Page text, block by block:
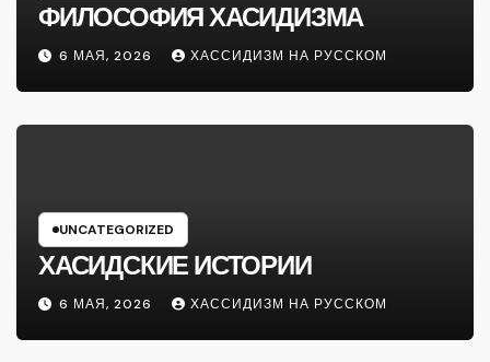
ФИЛОСОФИЯ ХАСИДИЗМА
6 МАЯ, 2026 ХАССИДИЗМ НА РУССКОМ
UNCATEGORIZED
ХАСИДСКИЕ ИСТОРИИ
6 МАЯ, 2026 ХАССИДИЗМ НА РУССКОМ